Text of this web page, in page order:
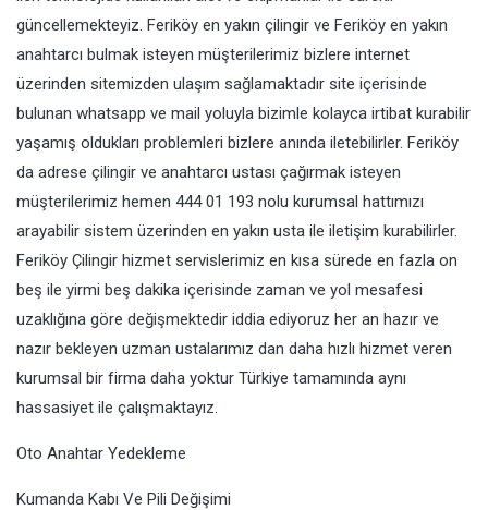
güncellemekteyiz. Feriköy en yakın çilingir ve Feriköy en yakın
anahtarcı bulmak isteyen müşterilerimiz bizlere internet
üzerinden sitemizden ulaşım sağlamaktadır site içerisinde
bulunan whatsapp ve mail yoluyla bizimle kolayca irtibat kurabilir
yaşamış oldukları problemleri bizlere anında iletebilirler. Feriköy
da adrese çilingir ve anahtarcı ustası çağırmak isteyen
müşterilerimiz hemen 444 01 193 nolu kurumsal hattımızı
arayabilir sistem üzerinden en yakın usta ile iletişim kurabilirler.
Feriköy Çilingir hizmet servislerimiz en kısa sürede en fazla on
beş ile yirmi beş dakika içerisinde zaman ve yol mesafesi
uzaklığına göre değişmektedir iddia ediyoruz her an hazır ve
nazır bekleyen uzman ustalarımız dan daha hızlı hizmet veren
kurumsal bir firma daha yoktur Türkiye tamamında aynı
hassasiyet ile çalışmaktayız.
Oto Anahtar Yedekleme
Kumanda Kabı Ve Pili Değişimi